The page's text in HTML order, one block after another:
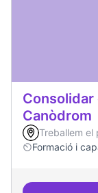
Canòdrom
Treballem el
Formació i